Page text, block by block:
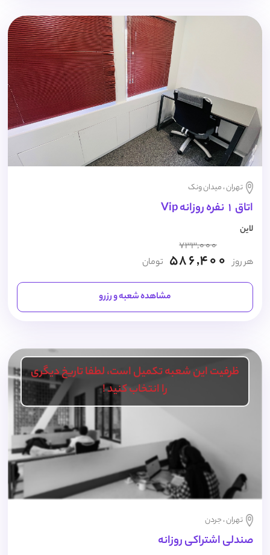
تهران ، میدان ونک
اتاق 1 نفره روزانه Vip
لاین
هر روز
733,000
586,400 تومان
مشاهده شعبه و رزرو
ظرفیت این شعبه تکمیل است، لطفا تاریخ دیگری
را انتخاب کنید !
تهران ، جردن
صندلی اشتراکی روزانه